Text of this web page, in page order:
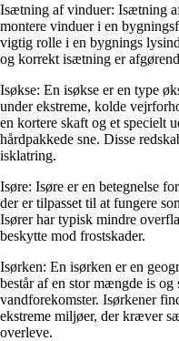
Isætning af vinduer: Isætning
montere vinduer i en
vigtig rolle i en bygnings
og korrekt isætning er
Isøkse: En isøkse er en type
under ekstreme, kolde
en kortere skaft og et specielt
hårdpakkede sne. Disse
isklatring.
Isøre: Isøre er en betegnelse
der er tilpasset til at fungere
Isører har typisk mindre
beskytte mod frostskader.
Isørken: En isørken er en
består af en stor mængde is
vandforekomster. Isørkener
ekstreme miljøer, der kræver
overleve.